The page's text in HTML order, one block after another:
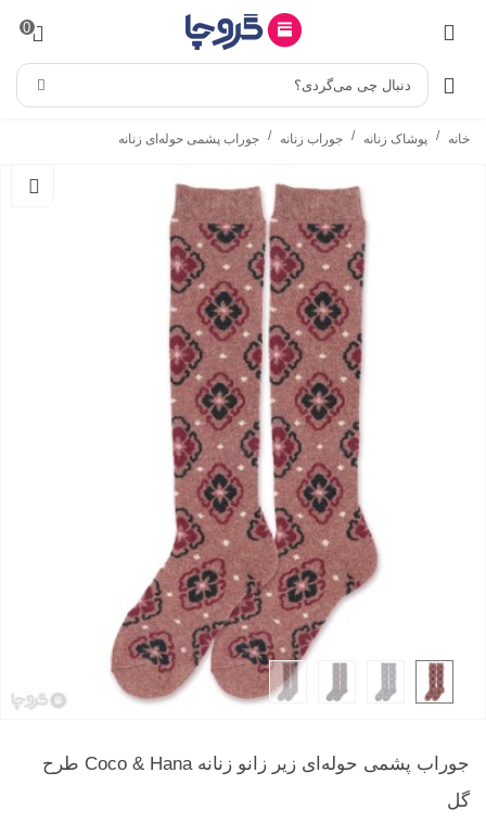
0
دنبال چی می‌گردی؟
خانه / پوشاک زنانه / جوراب زنانه / جوراب پشمی حوله‌ای زنانه
جوراب پشمی حوله‌ای زیر زانو زنانه Coco & Hana طرح
گل